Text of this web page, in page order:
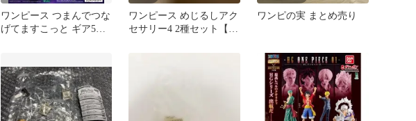
ワンピース つまんでつな
げてますこっと ギア5コ
ワンピース めじるしアク
セサリー4 2種セット【未
ワンピの実 まとめ売り